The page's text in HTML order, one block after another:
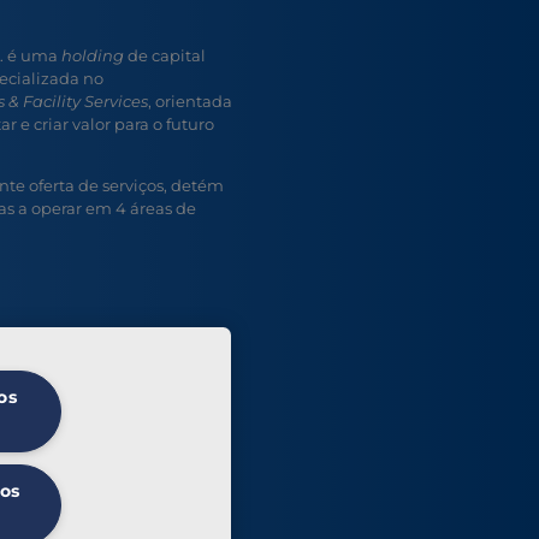
é uma holding de capital
no
& Facility Services, orientada
e criar valor para o futuro
oferta de serviços, detém
a operar em 4 áreas de